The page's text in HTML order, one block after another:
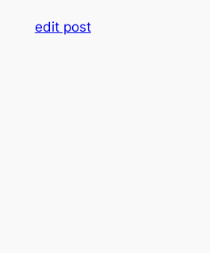
edit post